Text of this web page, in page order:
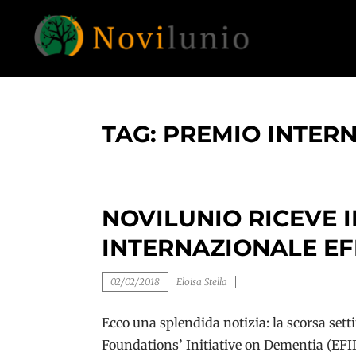
content
NOVILUNIO
Un aiuto con concreto dopo la diagnosi di
TAG: PREMIO
NOVILUNIO RICEVE
INTERNAZIONALE
02/02/2018 Eloisa Stella
Ecco una splendida notizia: la scorsa
Foundations’ Initiative on Dementia